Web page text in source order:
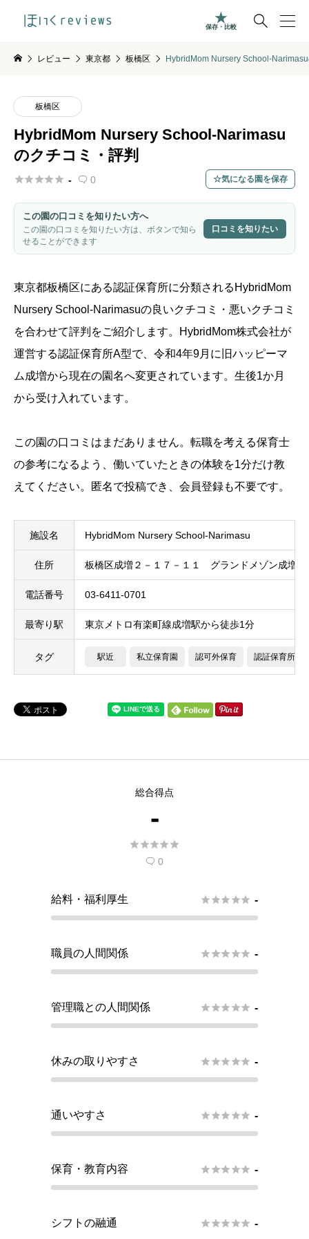

保存・比較
レビュー 東京都 板橋区 HybridMom Nursery School-
板橋区
HybridMom Nursery School-Narimasu
のクチコミ・評判
 -  0 気になる園を保存
この園の口コミを知りたい方へ
この園の口コミを知りたい方は、ボタンで知ら
せることができます
口コミを知りたい
東京都板橋区にある認証保育所に分類されるHybridMom
Nursery School-Narimasuの良いクチコミ・悪いクチコミ
を合わせて評判をご紹介します。HybridMom株式会社が
運営する認証保育所A型で、令和4年9月に旧ハッピーマ
ム成増から現在の園名へ変更されています。生後1か月
から受け入れています。
この園の口コミはまだありません。転職を考える保育士
の参考になるよう、働いていたときの体験を1分だけ教
えてください。匿名で投稿でき、会員登録も不要です。
施設名 HybridMom Nursery School-Narimasu
住所 板橋区成増２－１７－１１ グランドメゾン成増２
電話番号 03-6411-0701
最寄り駅 東京メトロ有楽町線成増駅から徒歩1分
タグ 駅近 私立保育園 認可外保育 認証保育所
総合得点
-

 0
給料・福利厚生  -
職員の人間関係  -
管理職との人間関係  -
休みの取りやすさ  -
通いやすさ  -
保育・教育内容  -
シフトの融通  -